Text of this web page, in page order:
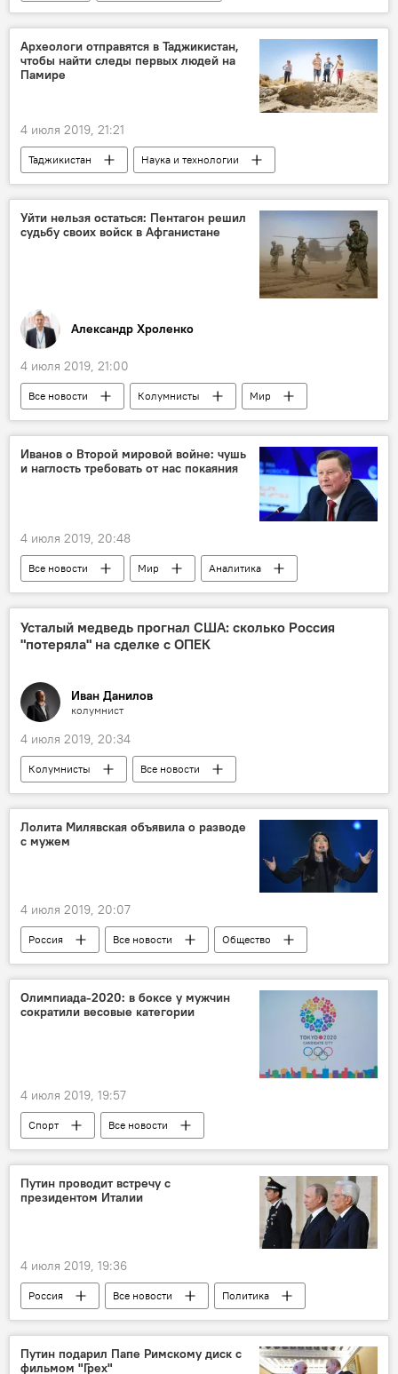
Папа Римский Франциск
Италия
Археологи отправятся в Таджикистан,
чтобы найти следы первых людей на
Памире
4 июля 2019, 21:21
Таджикистан
Наука и технологии
археология
Памир
Уйти нельзя остаться: Пентагон решил
судьбу своих войск в Афганистане
Александр Хроленко
4 июля 2019, 21:00
Все новости Колумнисты
Мир
Аналитика
Политика
Афганистан
Пентагон
США
Иванов о Второй мировой войне: чушь
и наглость требовать от нас покаяния
4 июля 2019, 20:48
Все новости Мир
Аналитика
Вторая мировая война
Усталый медведь прогнал США: сколько Россия
"потеряла" на сделке с ОПЕК
Иван Данилов
колумнист
4 июля 2019, 20:34
Колумнисты
Все новости
Экономика
Россия
Аналитика
Лолита Милявская объявила о разводе
с мужем
4 июля 2019, 20:07
Россия Все новости
Общество
развод
Олимпиада-2020: в боксе у мужчин
сократили весовые категории
4 июля 2019, 19:57
Спорт
Все новости
Таджикистан: свежие новости спорта
Путин проводит встречу с
президентом Италии
4 июля 2019, 19:36
Россия Все новости
Политика
Владимир Путин
Италия
переговоры
Путин подарил Папе Римскому диск с
фильмом "Грех"